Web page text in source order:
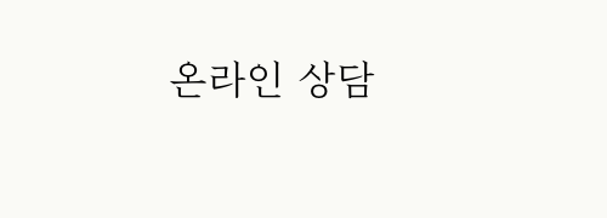
온라인 상담